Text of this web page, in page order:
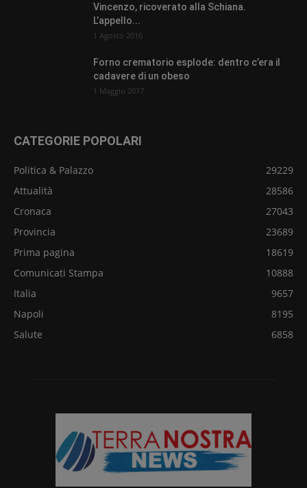
Vincenzo, ricoverato alla Schiana.
L’appello...
1 Agosto 2016
Forno crematorio esplode: dentro c’era il
cadavere di un obeso
1 Maggio 2017
CATEGORIE POPOLARI
Politica & Palazzo
29229
Attualità
28586
Cronaca
27043
Provincia
23689
Prima pagina
18619
Comunicati Stampa
10888
Italia
9657
Napoli
8195
Salute
6858